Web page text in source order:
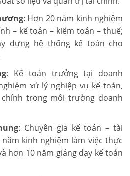
: Hơn 20 năm kinh nghiệm
– kế toán – kiểm toán – thuế;
dựng hệ thống kế toán cho
: Kế toán trưởng tại doanh
xử lý nghiệp vụ kế toán,
trong môi trường doanh
: Chuyên gia kế toán – tài
kinh nghiệm làm việc thực
hơn 10 năm giảng dạy kế toán